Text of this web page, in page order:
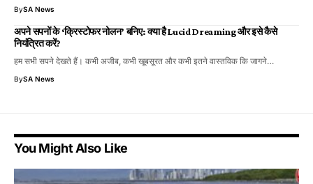
BySA News
अपने सपनों के ‘क्रिस्टोफर नोलन’ बनिए: क्या है Lucid Dreaming और इसे कैसे
नियंत्रित करें?
हम सभी सपने देखते हैं। कभी अजीब, कभी खूबसूरत और कभी इतने वास्तविक कि जागने…
BySA News
You Might Also Like